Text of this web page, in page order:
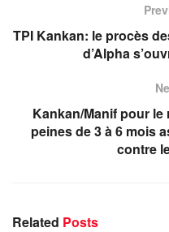
TPI Kankan: le procès
d’Alpha
Kankan/Manif pour le
peines de 3 à 6 mois
contre
Related Posts